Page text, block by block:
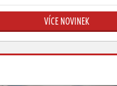
VÍCE NOVINEK